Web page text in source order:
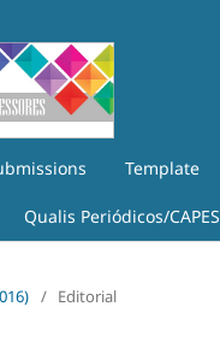
Template
Qualis Periódicos/CAPES
/ Editorial